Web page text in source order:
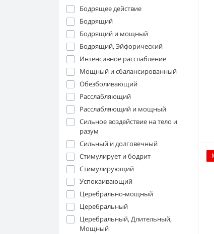
Бодрящее действие
Бодрящий
Бодрящий и мощный
Бодрящий, Эйфорический
Интенсивное расслабление
Мощный и сбалансированный
Обезболивающий
Расслабляющий
Расслабляющий и мощный
Сильное воздействие на тело и
разум
Сильный и долговечный
Стимулирует и бодрит
Стимулирующий
Успокаивающий
Церебрально-мощный
Церебральный
Церебральный, Длительный,
Мощный